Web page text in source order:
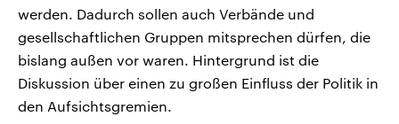
werden. Dadurch sollen auch Verbände und
gesellschaftlichen Gruppen mitsprechen dürfen, die
bislang außen vor waren. Hintergrund ist die
Diskussion über einen zu großen Einfluss der Politik in
den Aufsichtsgremien.